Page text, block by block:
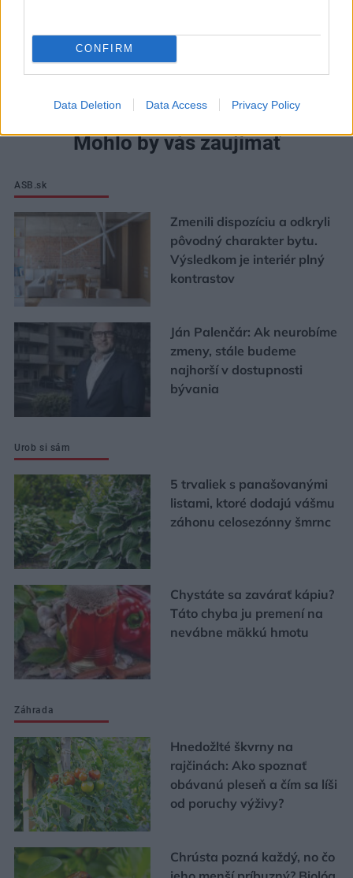
CONFIRM
Data Deletion Data Access Privacy Policy
Mohlo by vás zaujímať
ASB.sk
Zmenili dispozíciu a odkryli
pôvodný charakter bytu.
Výsledkom je interiér plný
kontrastov
Ján Palenčár: Ak neurobíme
zmeny, stále budeme
najhorší v dostupnosti
bývania
Urob si sám
5 trvaliek s panašovanými
listami, ktoré dodajú vášmu
záhonu celosezónny šmrnc
Chystáte sa zavárať kápiu?
Táto chyba ju premení na
nevábne mäkkú hmotu
Záhrada
Hnedožlté škvrny na
rajčinách: Ako spoznať
obávanú pleseň a čím sa líši
od poruchy výživy?
Chrústa pozná každý, no čo